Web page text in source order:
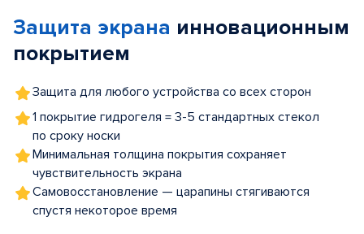
5
Защита экрана инновационным
покрытием
Защита для любого устройства со всех сторон
1 покрытие гидрогеля = 3-5 стандартных стекол
по сроку носки
Минимальная толщина покрытия сохраняет
чувствительность экрана
Самовосстановление — царапины стягиваются
спустя некоторое время